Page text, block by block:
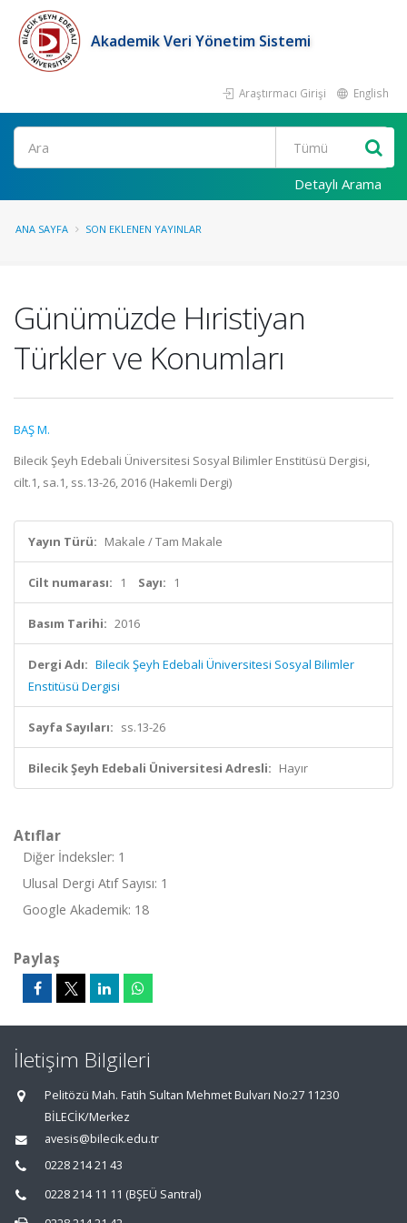
Akademik Veri Yönetim Sistemi
Araştırmacı Girişi English
Ara
Detaylı Arama
ANA SAYFA SON EKLENEN YAYINLAR
Günümüzde Hıristiyan
Türkler ve Konumları
BAŞ M.
Bilecik Şeyh Edebali Üniversitesi Sosyal Bilimler Enstitüsü Dergisi,
cilt.1, sa.1, ss.13-26, 2016 (Hakemli Dergi)
Yayın Türü: Makale / Tam Makale
Cilt numarası: 1 Sayı: 1
Basım Tarihi: 2016
Dergi Adı: Bilecik Şeyh Edebali Üniversitesi Sosyal Bilimler
Enstitüsü Dergisi
Sayfa Sayıları: ss.13-26
Bilecik Şeyh Edebali Üniversitesi Adresli: Hayır
Atıflar
Diğer İndeksler: 1
Ulusal Dergi Atıf Sayısı: 1
Google Akademik: 18
Paylaş
İletişim Bilgileri
Pelitözü Mah. Fatih Sultan Mehmet Bulvarı No:27 11230
BİLECİK/Merkez
avesis@bilecik.edu.tr
0228 214 21 43
0228 214 11 11 (BŞEÜ Santral)